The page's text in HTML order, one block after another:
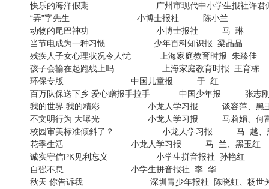
快乐的海洋假期 广州市现代中小学生报社许君
“弄”字先生 小博士报社 陈小兰
动物的尾巴神功 小博士报社 马 琳
当节电成为一种习惯 少年百科知识报 梁晶晶
残疾人子女心理状况令人忧 上海家庭教育时报 朱臻佳
孩子会输在起跑线上吗 上海家庭教育时报 王育栋
环保专版 中国儿童报 于 红
百万队保送下乡 爱心赠报手拉手 中国少年报 张志
我的世界 我的精彩 小龙人学习报 谈容萍、黑
不文明行为 大曝光 小龙人学习报 马莉娟、何
校园审美标准倾斜了？ 小龙人学习报 马 越、
花季生活 小龙人学习报 马 兰、黑玉红
诚实守信PK见利忘义 小学生拼音报社 孙艳红
自强不息 小学生拼音报社 李 华
秋天 你告诉我 深圳青少年报社 陈晓虹、杨世